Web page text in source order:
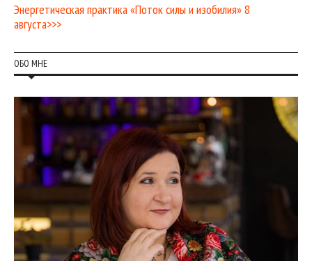
Энергетическая практика «Поток силы и изобилия» 8
августа>>>
ОБО МНЕ